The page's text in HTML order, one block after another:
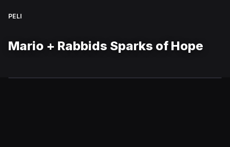
PELI
Mario + Rabbids Sparks of Hope